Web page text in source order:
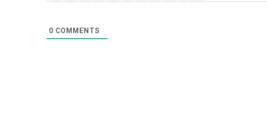
0 COMMENTS